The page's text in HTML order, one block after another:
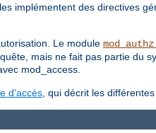
implémentent des directives
Le module
mais ne fait pas partie du
mod_access.
d'accès , qui décrit les